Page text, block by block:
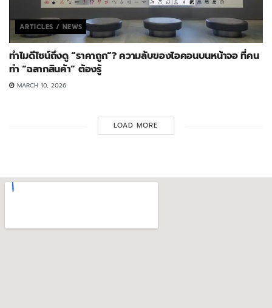
ARTICLES / NEWS
ทำไมดีไซน์ถึงดู “ราคาถูก”? ความลับของไอคอนบนหน้าจอ ที่คน
ทำ “ฉลากสินค้า” ต้องรู้
MARCH 10, 2026
LOAD MORE